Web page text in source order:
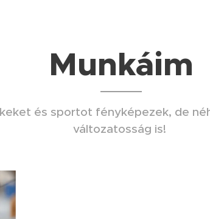
Munkáim
és sportot fényképezek, de
változatosság is!